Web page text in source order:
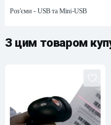
Роз'єми - USB та Mini-USB
З цим товаром